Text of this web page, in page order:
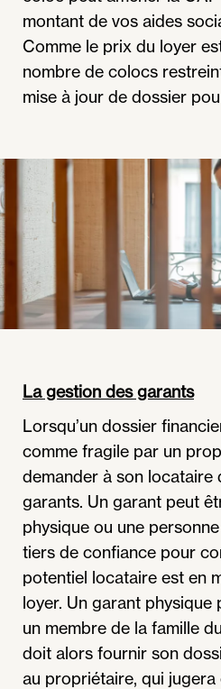
montant de vos aides
Comme le prix du loyer
nombre de colocs
mise à jour de dossier
La gestion des garants
Lorsqu’un dossier
comme fragile par un
demander à son locataire
garants. Un garant peut
physique ou une
tiers de confiance pour
potentiel locataire est en
loyer. Un garant physique
un membre de la famille
doit alors fournir son
au propriétaire, qui jugera